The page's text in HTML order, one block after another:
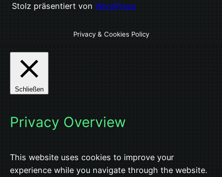
Stolz präsentiert von WordPress
Privacy & Cookies Policy
Schließen
Privacy Overview
This website uses cookies to improve your
experience while you navigate through the website.